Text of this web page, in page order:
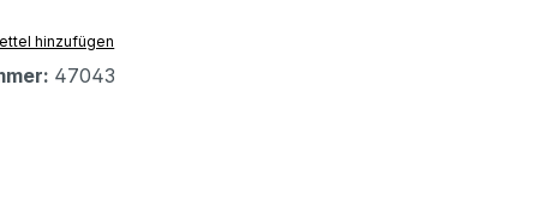
hinzufügen
47043